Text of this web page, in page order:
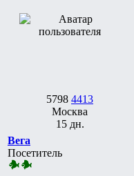
5798 4413
Москва
15 дн.
Вега
Посетитель